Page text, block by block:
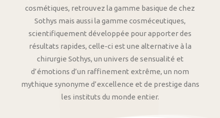
cosmétiques, retrouvez la gamme basique de chez
Sothys mais aussi la gamme cosméceutiques,
scientifiquement développée pour apporter des
résultats rapides, celle-ci est une alternative à la
chirurgie Sothys, un univers de sensualité et
d’émotions d’un raffinement extrême, un nom
mythique synonyme d’excellence et de prestige dans
les instituts du monde entier.